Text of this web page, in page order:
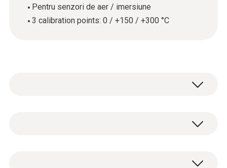
Pentru senzori de aer / imersiune
3 calibration points: 0 / +150 / +300 °C
ISO temperature calibration certificate with 3